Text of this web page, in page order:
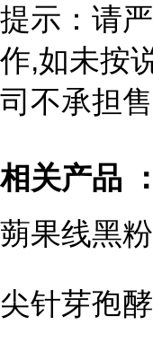
提示：请
作,如未按
司不承担售
相关产品 ：
蒴果线黑
尖针芽孢